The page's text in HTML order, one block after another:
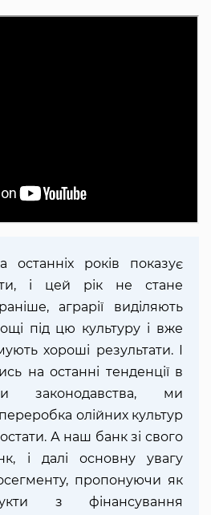
останніх років показує
і цей рік не стане
аграрії виділяють
під цю культуру і вже
хороші результати. І
на останні тенденції в
законодавства, ми
олійних культур
А наш банк зі свого
і далі основну увагу
пропонуючи як
з фінансування